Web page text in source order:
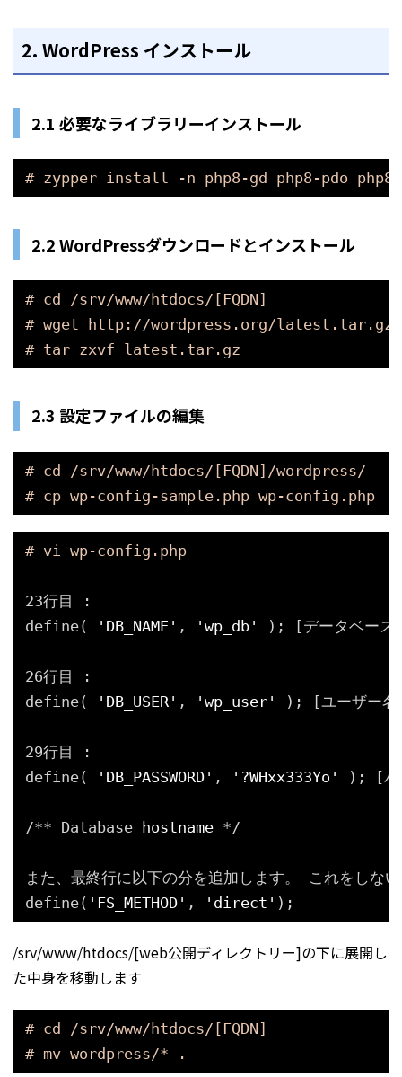
2. WordPress インストール
2.1 必要なライブラリーインストール
# zypper install -n php8-gd php8-pdo php8-
2.2 WordPressダウンロードとインストール
# cd /srv/www/htdocs/[FQDN]
# wget http://wordpress.org/latest.tar.gz
# tar zxvf latest.tar.gz
2.3 設定ファイルの編集
# cd /srv/www/htdocs/[FQDN]/wordpress/
# cp wp-config-sample.php wp-config.php
# vi wp-config.php
23行目 :
define(
'DB_NAME' , 'wp_db' ); [データベース
26行目 :
define(
'DB_USER' , 'wp_user' ); [ユーザー
29行目 :
define(
'DB_PASSWORD' , '?WHxx333Yo' ); [パ
/** Database hostname */
また、最終行に以下の分を追加します。 これをしな
define( 'FS_METHOD' , 'direct' );
/srv/www/htdocs/[web公開ディレクトリー]の下に展開し
た中身を移動します
# cd /srv/www/htdocs/[FQDN]
# mv wordpress/* .